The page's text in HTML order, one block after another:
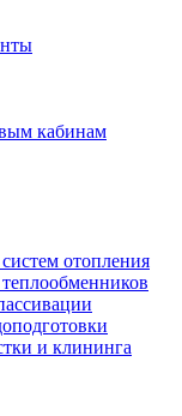
кабинам
отопления
и клининга